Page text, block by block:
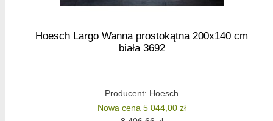
Hoesch Largo Wanna prostokątna 200x140 cm
biała 3692
Producent: Hoesch
Nowa cena 5 044,00 zł